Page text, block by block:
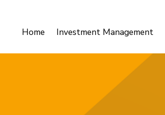
Home Investment Management